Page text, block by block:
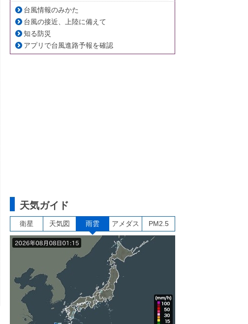
台風情報のみかた
台風の接近、上陸に備えて
知る防災
アプリで台風進路予報を確認
天気ガイド
衛星 天気図 雨雲 アメダス PM2.5